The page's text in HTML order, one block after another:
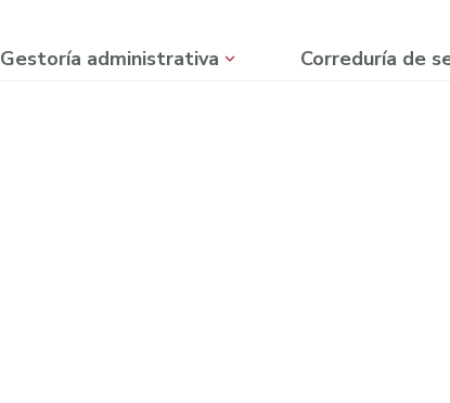
Gestoría administrativa Correduría de